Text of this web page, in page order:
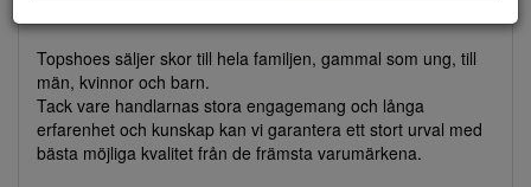
Topshoes säljer skor till hela familjen, gammal som ung, till
män, kvinnor och barn.
Tack vare handlarnas stora engagemang och långa
erfarenhet och kunskap kan vi garantera ett stort urval med
bästa möjliga kvalitet från de främsta varumärkena.